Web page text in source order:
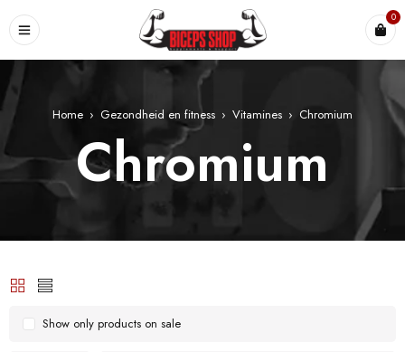
0
Home › Gezondheid en fitness › Vitamines › Chromium
Chromium
Show only products on sale